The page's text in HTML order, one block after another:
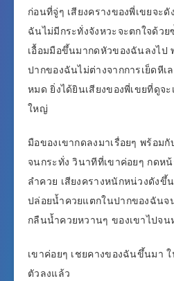
ก่อนที่จู่ๆ เสียงครางของพี่เขยจะ
ฉันไม่มีกระทั่งจังหวะจะตกใจด้ว
เอื้อมมือขึ้นมากดหัวของฉันลงไป
ปากของฉันไม่ต่างจากการเย็ดหีเ
หมด ยิ่งได้ยินเสียงของพี่เขยที่ดูจ
ใหญ่
มือของเขากดลงมาเรื่อยๆ พร้อม
จนกระทั่ง วินาทีที่เขาค่อยๆ กดห
ลำควย เสียงครางหนักหน่วงดัง
ปล่อยน้ำควยแตกในปากของฉัน
กลืนน้ำควยหวานๆ ของเขาไปจน
เขาค่อยๆ เชยคางของฉันขึ้นมา
ตัวลงแล้ว